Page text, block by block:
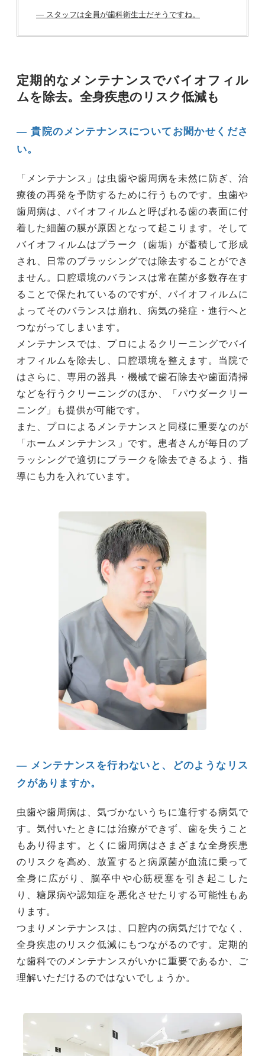
― スタッフは全員が歯科衛生士だそうですね。
定期的なメンテナンスでバイオフィル
ムを除去。全身疾患のリスク低減も
― 貴院のメンテナンスについてお聞かせくださ
い。
「メンテナンス」は虫歯や歯周病を未然に防ぎ、治
療後の再発を予防するために行うものです。虫歯や
歯周病は、バイオフィルムと呼ばれる歯の表面に付
着した細菌の膜が原因となって起こります。そして
バイオフィルムはプラーク（歯垢）が蓄積して形成
され、日常のブラッシングでは除去することができ
ません。口腔環境のバランスは常在菌が多数存在す
ることで保たれているのですが、バイオフィルムに
よってそのバランスは崩れ、病気の発症・進行へと
つながってしまいます。
メンテナンスでは、プロによるクリーニングでバイ
オフィルムを除去し、口腔環境を整えます。当院で
はさらに、専用の器具・機械で歯石除去や歯面清掃
などを行うクリーニングのほか、「パウダークリー
ニング」も提供が可能です。
また、プロによるメンテナンスと同様に重要なのが
「ホームメンテナンス」です。患者さんが毎日のブ
ラッシングで適切にプラークを除去できるよう、指
導にも力を入れています。
― メンテナンスを行わないと、どのようなリス
クがありますか。
虫歯や歯周病は、気づかないうちに進行する病気で
す。気付いたときには治療ができず、歯を失うこと
もあり得ます。とくに歯周病はさまざまな全身疾患
のリスクを高め、放置すると病原菌が血流に乗って
全身に広がり、脳卒中や心筋梗塞を引き起こした
り、糖尿病や認知症を悪化させたりする可能性もあ
ります。
つまりメンテナンスは、口腔内の病気だけでなく、
全身疾患のリスク低減にもつながるのです。定期的
な歯科でのメンテナンスがいかに重要であるか、ご
理解いただけるのではないでしょうか。